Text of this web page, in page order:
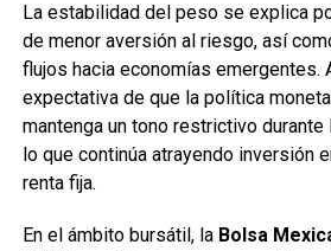
La estabilidad del peso se explica
de menor aversión al riesgo, así
flujos hacia economías emergentes.
expectativa de que la política
mantenga un tono restrictivo
lo que continúa atrayendo inversión
renta fija.
En el ámbito bursátil, la Bolsa